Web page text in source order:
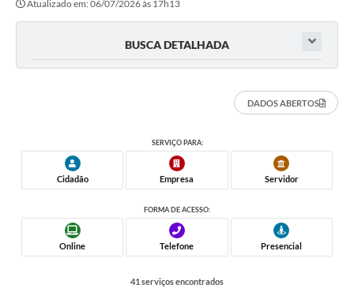
Atualizado em: 06/07/2026 às 17h13
BUSCA DETALHADA
DADOS ABERTOS
SERVIÇO PARA:
Cidadão Empresa Servidor
FORMA DE ACESSO:
Online Telefone Presencial
41 serviços encontrados